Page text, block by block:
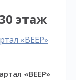
этаж
«ВЕЕР»
«ВЕЕР»